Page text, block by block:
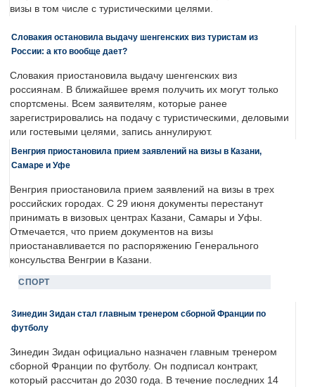
визы в том числе с туристическими целями.
Словакия остановила выдачу шенгенских виз туристам из
России: а кто вообще дает?
Словакия приостановила выдачу шенгенских виз
россиянам. В ближайшее время получить их могут только
спортсмены. Всем заявителям, которые ранее
зарегистрировались на подачу с туристическими, деловыми
или гостевыми целями, запись аннулируют.
Венгрия приостановила прием заявлений на визы в Казани,
Самаре и Уфе
Венгрия приостановила прием заявлений на визы в трех
российских городах. С 29 июня документы перестанут
принимать в визовых центрах Казани, Самары и Уфы.
Отмечается, что прием документов на визы
приостанавливается по распоряжению Генерального
консульства Венгрии в Казани.
СПОРТ
Зинедин Зидан стал главным тренером сборной Франции по
футболу
Зинедин Зидан официально назначен главным тренером
сборной Франции по футболу. Он подписал контракт,
который рассчитан до 2030 года. В течение последних 14